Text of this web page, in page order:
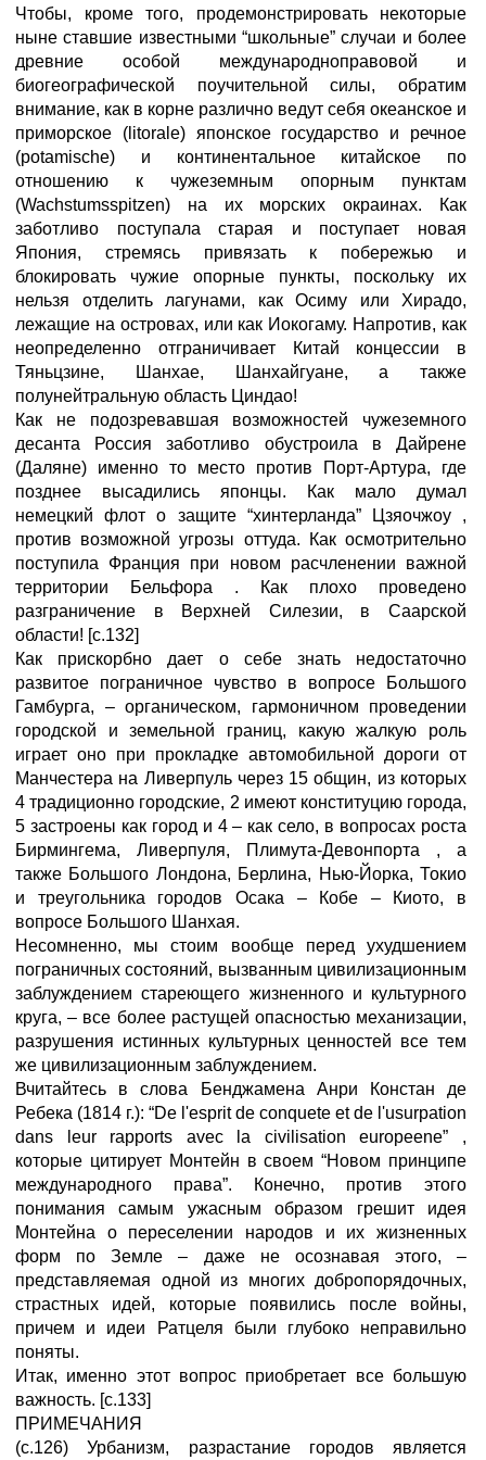
Чтобы, кроме того, продемонстрировать некоторые
ныне ставшие известными “школьные” случаи и более
древние особой международноправовой и
биогеографической поучительной силы, обратим
внимание, как в корне различно ведут себя океанское и
приморское (litorale) японское государство и речное
(potamische) и континентальное китайское по
отношению к чужеземным опорным пунктам
(Wachstumsspitzen) на их морских окраинах. Как
заботливо поступала старая и поступает новая
Япония, стремясь привязать к побережью и
блокировать чужие опорные пункты, поскольку их
нельзя отделить лагунами, как Осиму или Хирадо,
лежащие на островах, или как Иокогаму. Напротив, как
неопределенно отграничивает Китай концессии в
Тяньцзине, Шанхае, Шанхайгуане, а также
полунейтральную область Циндао!
Как не подозревавшая возможностей чужеземного
десанта Россия заботливо обустроила в Дайрене
(Даляне) именно то место против Порт-Артура, где
позднее высадились японцы. Как мало думал
немецкий флот о защите “хинтерланда” Цзяочжоу ,
против возможной угрозы оттуда. Как осмотрительно
поступила Франция при новом расчленении важной
территории Бельфора . Как плохо проведено
разграничение в Верхней Силезии, в Саарской
области! [с.132]
Как прискорбно дает о себе знать недостаточно
развитое пограничное чувство в вопросе Большого
Гамбурга, – органическом, гармоничном проведении
городской и земельной границ, какую жалкую роль
играет оно при прокладке автомобильной дороги от
Манчестера на Ливерпуль через 15 общин, из которых
4 традиционно городские, 2 имеют конституцию города,
5 застроены как город и 4 – как село, в вопросах роста
Бирмингема, Ливерпуля, Плимута-Девонпорта , а
также Большого Лондона, Берлина, Нью-Йорка, Токио
и треугольника городов Осака – Кобе – Киото, в
вопросе Большого Шанхая.
Несомненно, мы стоим вообще перед ухудшением
пограничных состояний, вызванным цивилизационным
заблуждением стареющего жизненного и культурного
круга, – все более растущей опасностью механизации,
разрушения истинных культурных ценностей все тем
же цивилизационным заблуждением.
Вчитайтесь в слова Бенджамена Анри Констан де
Ребека (1814 г.): “De l'esprit de conquete et de l'usurpation
dans leur rapports avec la civilisation europeene” ,
которые цитирует Монтейн в своем “Новом принципе
международного права”. Конечно, против этого
понимания самым ужасным образом грешит идея
Монтейна о переселении народов и их жизненных
форм по Земле – даже не осознавая этого, –
представляемая одной из многих добропорядочных,
страстных идей, которые появились после войны,
причем и идеи Ратцеля были глубоко неправильно
поняты.
Итак, именно этот вопрос приобретает все большую
важность. [с.133]
ПРИМЕЧАНИЯ
(с.126) Урбанизм, разрастание городов является